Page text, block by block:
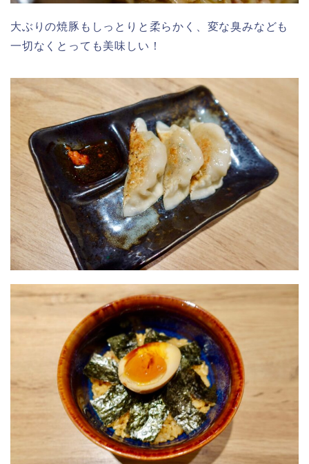
大ぶりの焼豚もしっとりと柔らかく、変な臭みなども
一切なくとっても美味しい！